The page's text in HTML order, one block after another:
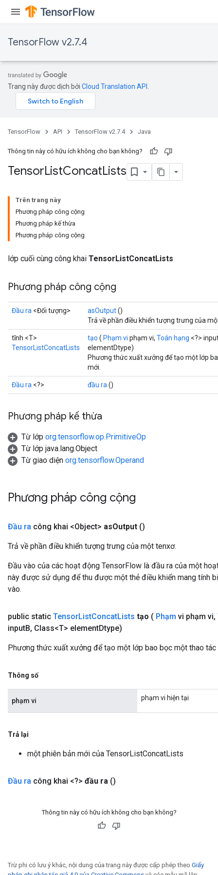
TensorFlow v2.7.4
Trang này được dịch bởi Cloud Translation API
TensorFlow API TensorFlow v2.7.4 Java
Thông tin này có hữu ích không cho bạn không?
TensorListConcatLists
Trên trang này
Phương pháp công cộng
Phương pháp kế thừa
Phương pháp công cộng
lớp cuối cùng công khai TensorListConcatLists
Phương pháp công cộng
Đầu ra <Đối tượng> asOutput()
Trả về phần điều khiển tượng trưng của
tĩnh <T>
TensorListConcatLists
tạo ( Phạm vi phạm vi, Toán hạng <?>
elementDtype)
Phương thức xuất xưởng để tạo một lớp
mới.
Đầu ra <?> đầu ra ()
Phương pháp kế thừa
Từ lớp org.tensorflow.op.PrimitiveOp
Từ lớp java.lang.Object
Từ giao diện org.tensorflow.Operand
Phương pháp công cộng
Đầu ra công khai <Object> asOutput ()
Trả về phần điều khiển tượng trưng của một tenxơ.
Đầu vào của các hoạt động TensorFlow là đầu ra của một
này được sử dụng để thu được một thẻ điều khiển mang tính
vào.
public static TensorListConcatLists tạo ( Phạm vi phạm vi,
inputB, Class<T> elementDtype)
Phương thức xuất xưởng để tạo một lớp bao bọc một thao
Thông số
phạm vi phạm vi hiện tại
Trả lại
một phiên bản mới của TensorListConcatLists
Đầu ra công khai <?> đầu ra ()
Thông tin này có hữu ích không cho bạn không?
Trừ phi có lưu ý khác, nội dung của trang này được cấp phép theo Giấy